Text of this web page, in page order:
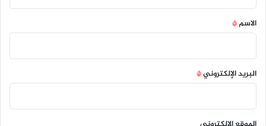
*
الاسم*
البريد الإلكتروني*